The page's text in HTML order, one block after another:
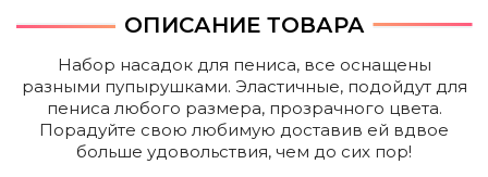
ОПИСАНИЕ ТОВАРА
Набор насадок для пениса, все оснащены
разными пупырушками. Эластичные, подойдут для
пениса любого размера, прозрачного цвета.
Порадуйте свою любимую доставив ей вдвое
больше удовольствия, чем до сих пор!